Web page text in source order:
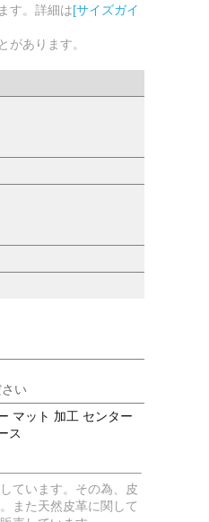
す。詳細は[サイズガイ
があります。
い
マット 加工 センター
ス
ています。その為、皮
また天然皮革に関して